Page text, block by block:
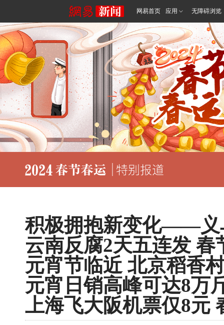
网易首页 应用 无障碍浏览
积极拥抱新变化——义
云南反腐2天五连发 春
元宵节临近 北京稻香
元宵日销高峰可达8万
上海飞大阪机票仅8元